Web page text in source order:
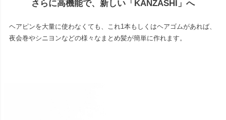
さらに高機能で、新しい「KANZASHI」へ
ヘアピンを大量に使わなくても、これ1本もしくはヘアゴムがあれば、
夜会巻やシニヨンなどの様々なまとめ髪が簡単に作れます。